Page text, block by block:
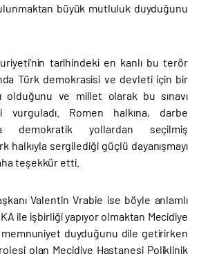
büyük mutluluk duyduğunu
tarihindeki en kanlı bu terör
Türk demokrasisi ve devleti için bir
olduğunu ve millet olarak bu sınavı
vurguladı. Romen halkına, darbe
demokratik yollardan seçilmiş
halkıyla sergilediği güçlü dayanışmayı
teşekkür etti.
Valentin Vrabie ise böyle anlamlı
ile işbirliği yapıyor olmaktan Mecidiye
memnuniyet duyduğunu dile getirirken
olan Mecidiye Hastanesi Poliklinik